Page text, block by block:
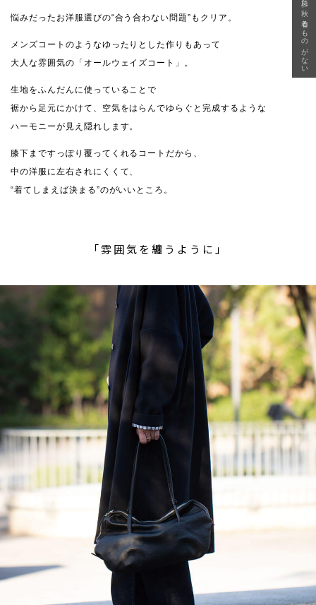
悩みだったお洋服選びの“合う合わない問題”もクリア。
メンズコートのようなゆったりとした作りもあって
大人な雰囲気の「オールウェイズコート」。
生地をふんだんに使っていることで
裾から足元にかけて、空気をはらんでゆらぐと完成するような
ハーモニーが見え隠れします。
膝下まですっぽり覆ってくれるコートだから、
中の洋服に左右されにくくて、
“着てしまえば決まる”のがいいところ。
「雰囲気を纏うように」
急に秋、着るものがない